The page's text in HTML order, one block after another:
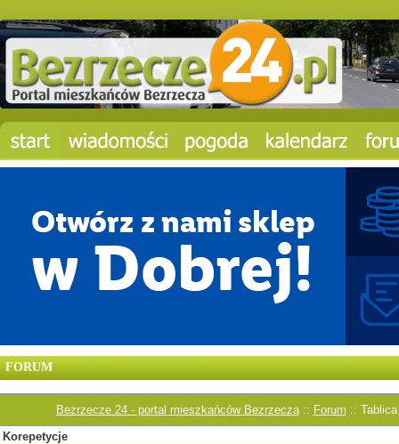
FORUM
Bezrzecze 24 - portal mieszkańców Bezrzecza:: Forum ::
Korepetycje